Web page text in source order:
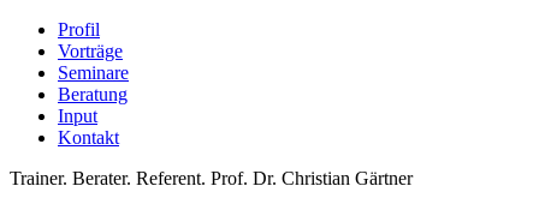
Profil
Vorträge
Seminare
Beratung
Input
Kontakt
Trainer. Berater. Referent. Prof. Dr. Christian Gärtner